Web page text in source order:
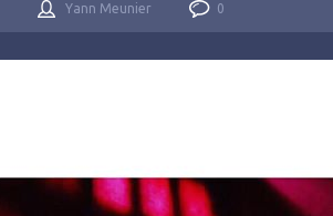
Yann Meunier 0